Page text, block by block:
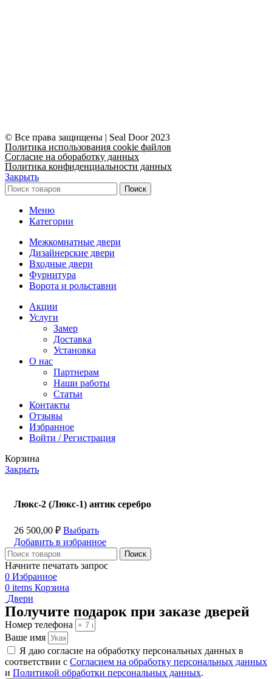
© Все права защищены | Seal Door 2023
Политика использования cookie файлов
Согласие на обоработку данных
Политика конфиденциальности данных
Закрыть
Поиск
Меню
Категории
Межкомнатные двери
Дизайнерские двери
Входные двери
Фурнитура
Ворота и рольставни
Акции
Услуги
Замер
Доставка
Установка
О нас
Партнерам
Наши работы
Статьи
Контакты
Отзывы
Избранное
Войти / Регистрация
Корзина
Закрыть
Люкс-2 (Люкс-1) антик серебро
26 500,00 ₽ Выбрать
Добавить в избранное
Поиск
Начните печатать запрос
0 Избранное
0 items Корзина
Двери
Получите подарок при заказе дверей
Номер телефона
Ваше имя
Я даю согласие на обработку персональных данных в
соответствии с Согласием на обработку персональных данных
и Политикой обработки персональных данных.